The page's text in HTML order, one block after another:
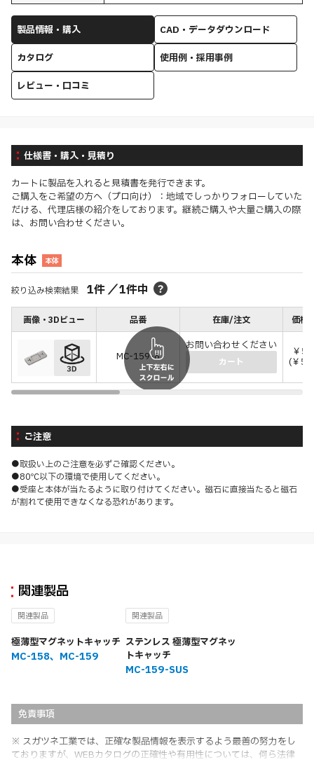
製品情報・購入
CAD・データダウンロード
カタログ
使用例・採用事例
レビュー・口コミ
仕様書・購入・見積り
カートに製品を入れると見積書を発行できます。
ご購入をご希望の方へ（プロ向け）：地域でしっかりフォローしていた
だける、代理店様の紹介をしております。継続ご購入や大量ご購入の際
は、お問い合わせください。
本体 本体
絞り込み検索結果 1件／1件中
画像・3Dビュー 品番 在庫/注文 価格(
MC-159-8
お問い合わせください
カート
￥
(￥
ご注意
●取扱い上のご注意を必ずご確認ください。
●80℃以下の環境で使用してください。
●受座と本体が当たるように取り付けてください。磁石に直接当たると磁石
が割れて使用できなくなる恐れがあります。
関連製品
関連製品
極薄型マグネットキャッチ
MC-158、MC-159
関連製品
ステンレス 極薄型マグネッ
トキャッチ
MC-159-SUS
免責事項
※ スガツネ工業では、正確な製品情報を表示するよう最善の努力をし
ておりますが、WEBカタログの正確性や有用性については、何ら法律